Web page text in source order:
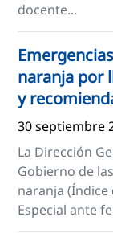
docente...
naranja por
y
30 septiembre
La Dirección
Gobierno de
naranja (Índice
Especial ante